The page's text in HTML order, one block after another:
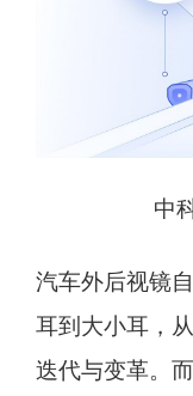
中
汽车外后视镜
耳到大小耳，
迭代与变革。